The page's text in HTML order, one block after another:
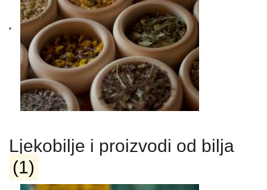
Ljekobilje i proizvodi od bilja
(1)